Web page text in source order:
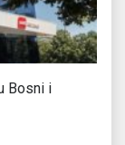
Bosni i